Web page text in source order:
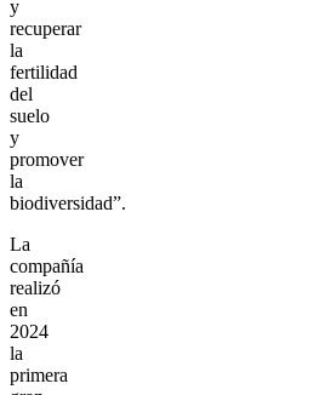
y
recuperar
la
fertilidad
del
suelo
y
promover
la
biodiversidad”.
La
compañía
realizó
en
2024
la
primera